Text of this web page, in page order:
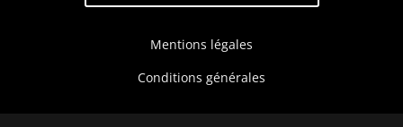
Mentions légales
Conditions générales